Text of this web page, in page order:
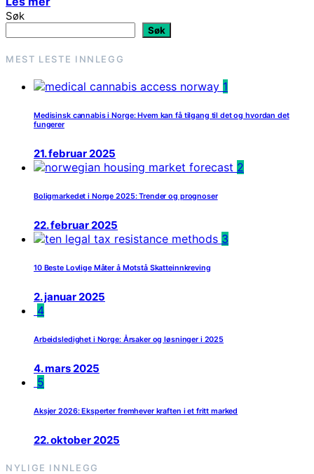
Søk
Søk
MEST LESTE INNLEGG
1
Medisinsk cannabis i Norge: Hvem kan få tilgang til det og hvordan det
fungerer
21. februar 2025
2
Boligmarkedet i Norge 2025: Trender og prognoser
22. februar 2025
3
10 Beste Lovlige Måter å Motstå Skatteinnkreving
2. januar 2025
4
Arbeidsledighet i Norge: Årsaker og løsninger i 2025
4. mars 2025
5
Aksjer 2026: Eksperter fremhever kraften i et fritt marked
22. oktober 2025
NYLIGE INNLEGG